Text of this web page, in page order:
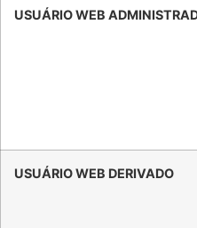
USUÁRIO WEB
USUÁRIO WEB DERIVADO